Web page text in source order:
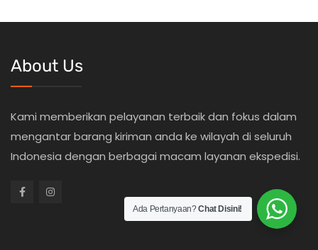
About Us
Kami memberikan pelayanan terbaik dan fokus dalam
mengantar barang kiriman anda ke wilayah di seluruh
Indonesia dengan berbagai macam layanan ekspedisi.
Ada Pertanyaan?Chat Disini!